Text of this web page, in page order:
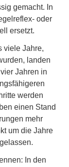
gemacht. In
oder
ersetzt.
viele Jahre,
landen
Jahren in
werden
einen Stand
mehr
um die Jahre
In den